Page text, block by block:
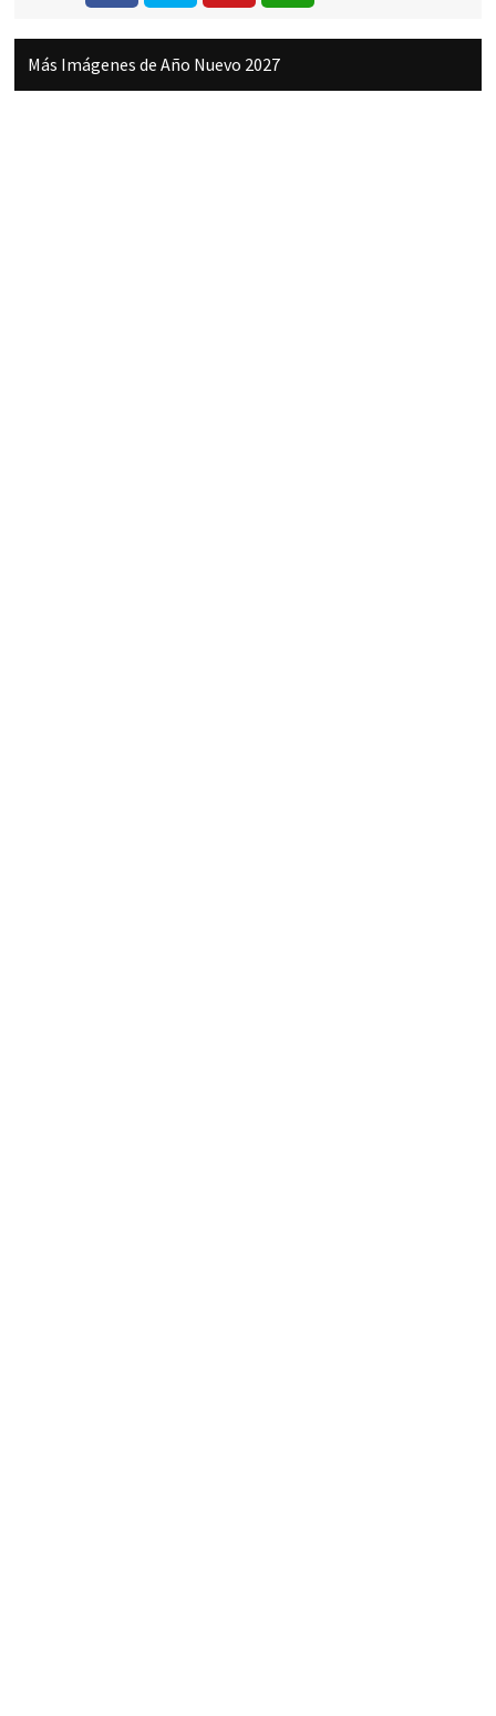
Más Imágenes de Año Nuevo 2027